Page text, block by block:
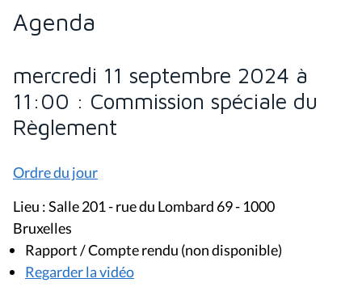
Agenda
mercredi 11 septembre 2024 à
11:00 : Commission spéciale du
Règlement
Ordre du jour
Lieu : Salle 201 - rue du Lombard 69 - 1000
Bruxelles
Rapport / Compte rendu (non disponible)
Regarder la vidéo